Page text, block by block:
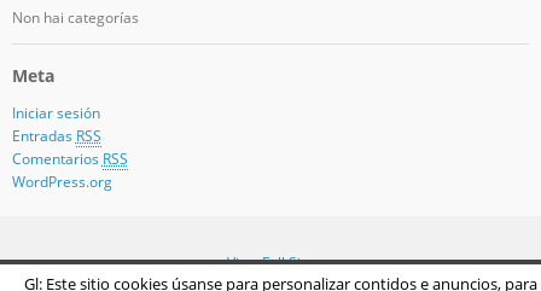
Non hai categorías
Meta
Iniciar sesión
Entradas RSS
Comentarios RSS
WordPress.org
View Full Site
Gl: Este sitio cookies úsanse para personalizar contidos e anuncios, para